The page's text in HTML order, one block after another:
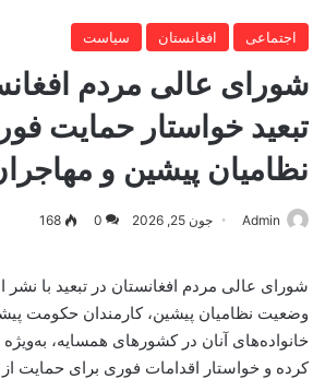
اجتماعی افغانستان سیاست
شورای عالی مردم
تبعید خواستار حمایت
نظامیان پیشین و
Admin جون 25, 2026 0
168
شورای عالی مردم افغانستان در تبعید با نشر
وضعیت نظامیان پیشین، کارمندان حکومت
خانواده‌های آنان در کشورهای همسایه، به‌ویژه
کرده و خواستار اقدامات فوری برای حمایت